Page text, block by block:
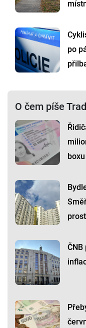
po
O čem píše
boxu
ČNB